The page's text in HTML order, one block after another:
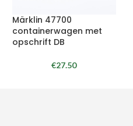
Märklin 47700
containerwagen met
opschrift DB
€27.50